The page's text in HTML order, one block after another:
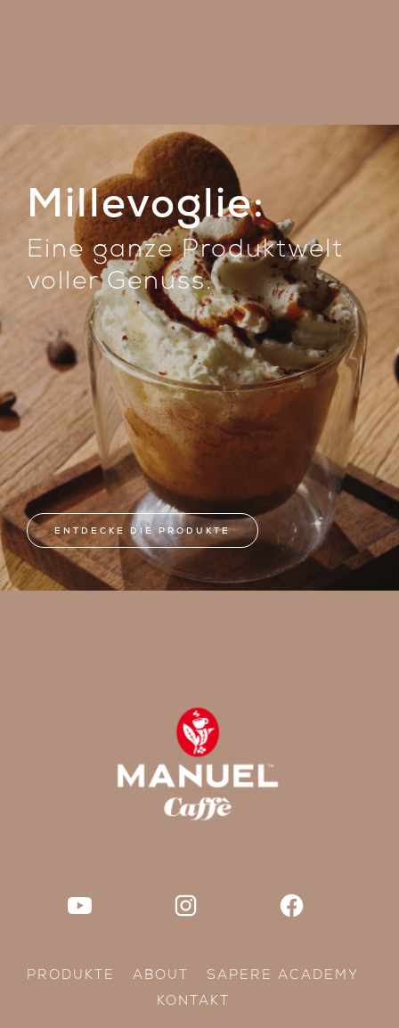
Millevoglie:
Eine ganze Produktwelt
voller Genuss.
ENTDECKE DIE PRODUKTE
PRODUKTE ABOUT
SAPERE ACADEMY
KONTAKT